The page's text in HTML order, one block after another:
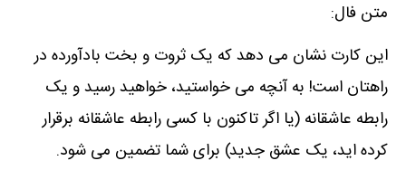
متن فال:
این کارت نشان می دھد که یک ثروت و بخت بادآورده در
راھتان است! به آنچه می خواستید، خواھید رسید و یک
رابطه عاشقانه (یا اگر تاکنون با کسی رابطه عاشقانه برقرار
کرده اید، یک عشق جدید) برای شما تضمین می شود.